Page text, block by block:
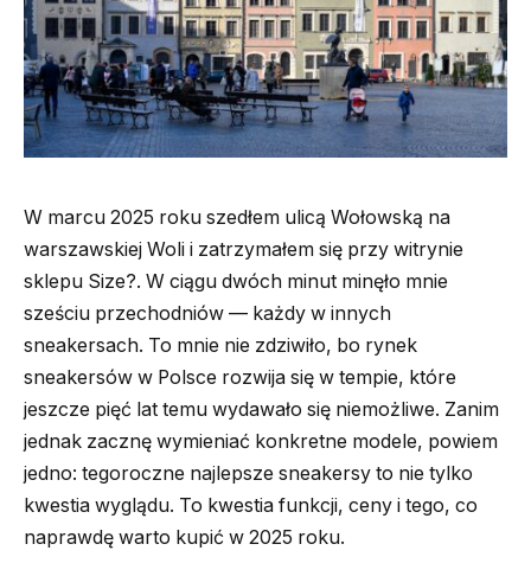
W marcu 2025 roku szedłem ulicą Wołowską na
warszawskiej Woli i zatrzymałem się przy witrynie
sklepu Size?. W ciągu dwóch minut minęło mnie
sześciu przechodniów — każdy w innych
sneakersach. To mnie nie zdziwiło, bo rynek
sneakersów w Polsce rozwija się w tempie, które
jeszcze pięć lat temu wydawało się niemożliwe. Zanim
jednak zacznę wymieniać konkretne modele, powiem
jedno: tegoroczne najlepsze sneakersy to nie tylko
kwestia wyglądu. To kwestia funkcji, ceny i tego, co
naprawdę warto kupić w 2025 roku.